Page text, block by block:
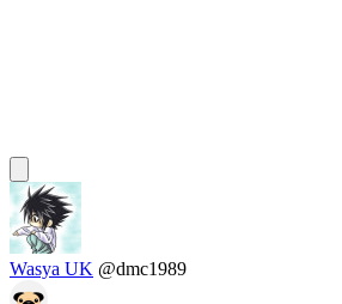
Wasya UK @dmc1989